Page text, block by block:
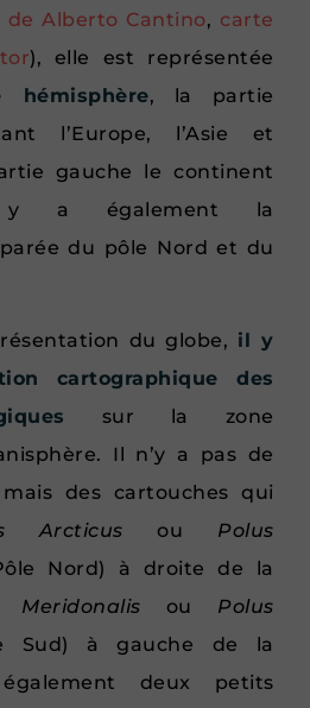
de Alberto Cantino, carte
), elle est représentée
hémisphère, la partie
l’Europe, l’Asie et
gauche le continent
y a également la
du pôle Nord et du
du globe, il y
cartographique des
sur la zone
Il n’y a pas de
des cartouches qui
Arcticusou Polus
Nord) à droite de la
Meridonalis ou Polus
Sud) à gauche de la
deux petits